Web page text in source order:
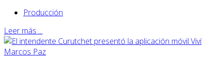
Producción
Leer más ...